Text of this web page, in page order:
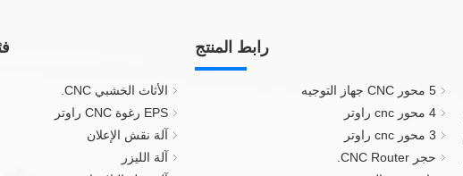
رابط المنتج
5 محور CNC جهاز التوجيه
4 محور cnc راوتر
3 محور cnc راوتر
حجر CNC Router.
الأثاث الخشبي CNC.
EPS رغوة CNC راوتر
آلة نقش الإعلان
آلة الليزر